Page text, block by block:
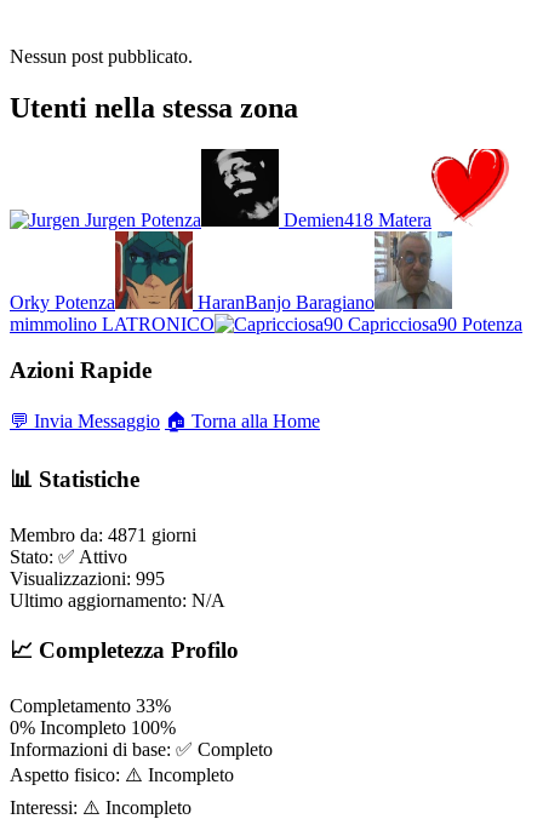
Nessun post pubblicato.
Utenti nella stessa zona
Jurgen Potenza Demien418 Matera
Orky Potenza HaranBanjo Baragiano
mimmolino LATRONICO Capricciosa90 Potenza
Azioni Rapide
💬 Invia Messaggio 🏠 Torna alla Home
📊 Statistiche
Membro da: 4871 giorni
Stato: ✅ Attivo
Visualizzazioni: 995
Ultimo aggiornamento: N/A
📈 Completezza Profilo
Completamento 33%
0% Incompleto 100%
Informazioni di base: ✅ Completo
Aspetto fisico: ⚠️ Incompleto
Interessi: ⚠️ Incompleto